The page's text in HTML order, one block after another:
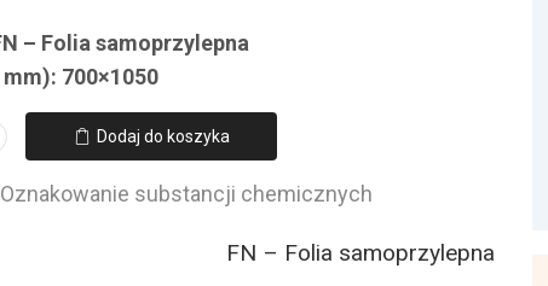
– Folia samoprzylepna
700×1050
Dodaj do koszyka
Oznakowanie substancji chemicznych
FN – Folia samoprzylepna